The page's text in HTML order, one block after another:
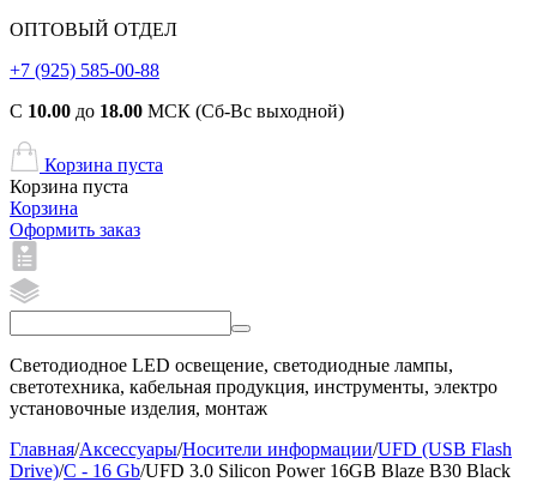
ОПТОВЫЙ ОТДЕЛ
+7 (925) 585-00-88
С 10.00 до 18.00 МСК (Сб-Вс выходной)
Корзина пуста
Корзина пуста
Корзина
Оформить заказ
Светодиодное LED освещение, светодиодные лампы,
светотехника, кабельная продукция, инструменты, электро
установочные изделия, монтаж
Главная/Аксессуары/Носители информации/UFD (USB Flash
Drive)/C - 16 Gb/UFD 3.0 Silicon Power 16GB Blaze B30 Black